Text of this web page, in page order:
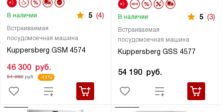
Встраиваемая
посудомоечная машина
Kuppersberg GSM 4574
В наличии 5 (4)
46 300 руб.
51 990руб. -11%
Встраиваемая
посудомоечная машина
Kuppersberg GSS 4577
В наличии 5 (3)
54 190 руб.